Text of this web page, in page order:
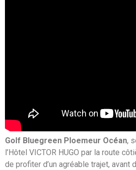
Golf Bluegreen Ploemeur Océan,
l’Hôtel VICTOR HUGO par la route
de profiter d’un agréable trajet, avant